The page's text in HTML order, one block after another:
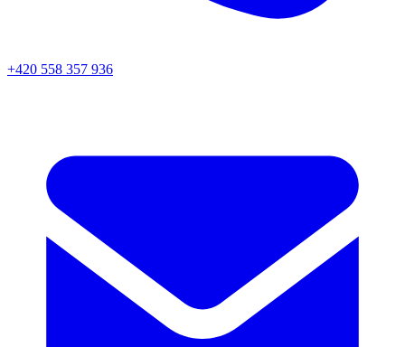
+420 558 357 936